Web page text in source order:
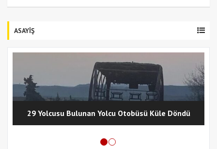
ASAYİŞ
29 Yolcusu Bulunan Yolcu Otobüsü Küle Döndü